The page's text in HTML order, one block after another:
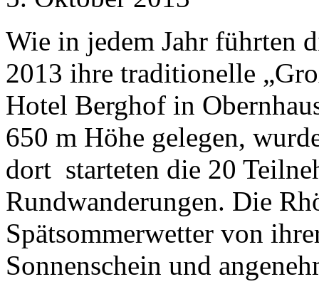
Wie in jedem Jahr führten
2013 ihre traditionelle
Hotel Berghof in
650 m Höhe gelegen,
dort starteten die 20
Rundwanderungen. Die
Spätsommerwetter von
Sonnenschein und